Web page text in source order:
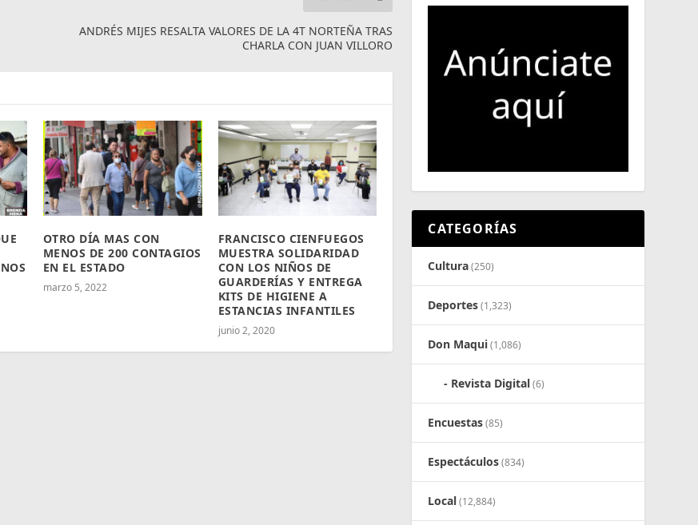
ANDRÉS MIJES RESALTA VALORES DE LA 4T NORTEÑA TRAS
CHARLA CON JUAN VILLORO
OTRO DÍA MAS CON
MENOS DE 200 CONTAGIOS
EN EL ESTADO
marzo 5, 2022
FRANCISCO CIENFUEGOS
MUESTRA SOLIDARIDAD
CON LOS NIÑOS DE
GUARDERÍAS Y ENTREGA
KITS DE HIGIENE A
ESTANCIAS INFANTILES
junio 2, 2020
CATEGORÍAS
Cultura(250)
Deportes(1,323)
Don Maqui(1,086)
Revista Digital(6)
Encuestas(85)
Espectáculos(834)
Local(12,884)